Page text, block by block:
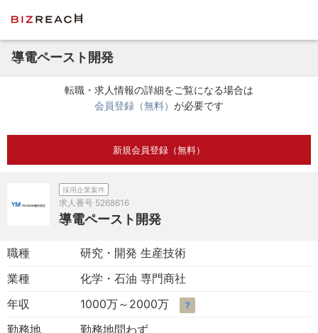
導電ペースト開発
転職・求人情報の詳細をご覧になる場合は
会員登録（無料） が必要です
新規会員登録（無料）
採用企業案件
求人番号 5268616
導電ペースト開発
職種
研究・開発 生産技術
業種
化学・石油 専門商社
年収
1000万～2000万 ？
勤務地 勤務地問わず